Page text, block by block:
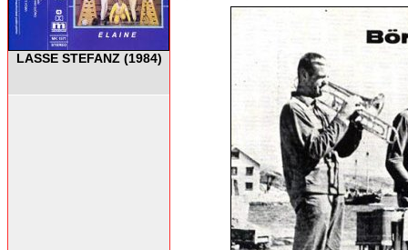
LASSE STEFANZ (1984)